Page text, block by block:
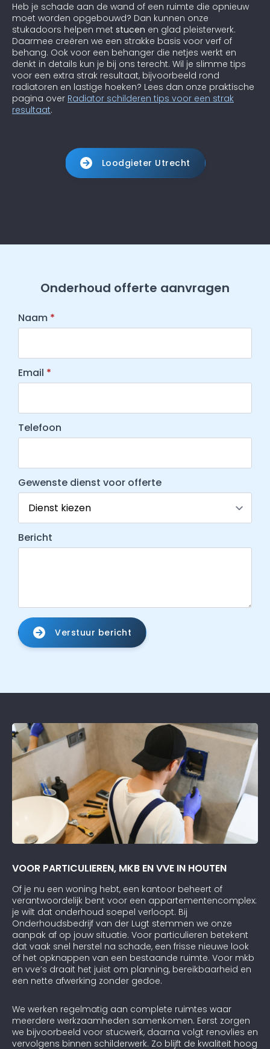
Heb je schade aan de wand of een ruimte die opnieuw
moet worden opgebouwd? Dan kunnen onze
stukadoors helpen met stucen en glad pleisterwerk.
Daarmee creëren we een strakke basis voor verf of
behang. Ook voor een behanger die netjes werkt en
denkt in details kun je bij ons terecht. Wil je slimme tips
voor een extra strak resultaat, bijvoorbeeld rond
radiatoren en lastige hoeken? Lees dan onze praktische
pagina over Radiator schilderen tips voor een strak
resultaat.
Loodgieter Utrecht
Onderhoud offerte aanvragen
Naam *
Email *
Telefoon
Gewenste dienst voor offerte
Bericht
Verstuur bericht
VOOR PARTICULIEREN, MKB EN VVE IN HOUTEN
Of je nu een woning hebt, een kantoor beheert of
verantwoordelijk bent voor een appartementencomplex:
je wilt dat onderhoud soepel verloopt. Bij
Onderhoudsbedrijf van der Lugt stemmen we onze
aanpak af op jouw situatie. Voor particulieren betekent
dat vaak snel herstel na schade, een frisse nieuwe look
of het opknappen van een bestaande ruimte. Voor mkb
en vve’s draait het juist om planning, bereikbaarheid en
een nette afwerking zonder gedoe.
We werken regelmatig aan complete ruimtes waar
meerdere werkzaamheden samenkomen. Eerst zorgen
we bijvoorbeeld voor stucwerk, daarna volgt renovlies en
vervolgens binnen schilderwerk. Zo blijft de kwaliteit hoog